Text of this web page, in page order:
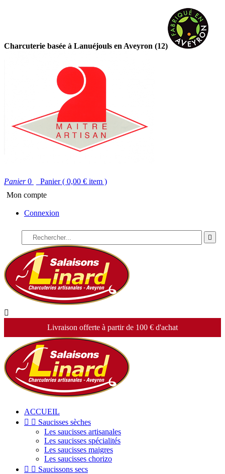
Charcuterie basée à Lanuéjouls en Aveyron (12)
Panier 0 Panier ( 0,00 € item )
Mon compte
Connexion


Livraison offerte à partir de 100 € d'achat
ACCUEIL
  Saucisses sèches
Les saucisses artisanales
Les saucisses spécialités
Les saucisses maigres
Les saucisses chorizo
  Saucissons secs